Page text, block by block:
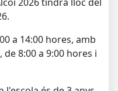
a 14:00 hores, amb
8:00 a 9:00 hores i